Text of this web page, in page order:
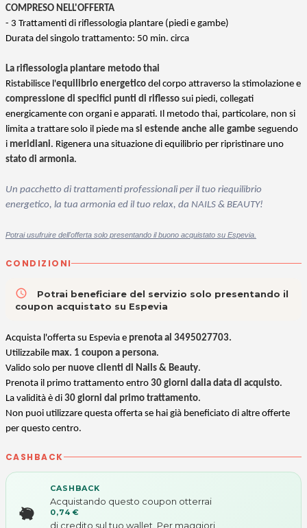
COMPRESO NELL'OFFERTA
- 3 Trattamenti di riflessologia plantare (piedi e gambe)
Durata del singolo trattamento: 50 min. circa
La riflessologia plantare metodo thai
Ristabilisce l'equilibrio energetico del corpo attraverso la stimolazione e
compressione di specifici punti di riflesso sui piedi, collegati
energicamente con organi e apparati. Il metodo thai, particolare, non si
limita a trattare solo il piede ma si estende anche alle gambe seguendo
i meridiani. Rigenera una situazione di equilibrio per ripristinare uno
stato di armonia.
Un pacchetto di trattamenti professionali per il tuo riequilibrio
energetico, la tua armonia ed il tuo relax, da NAILS & BEAUTY!
Potrai usufruire dell'offerta solo presentando il buono acquistato su Espevia.
CONDIZIONI
access_time
Potrai beneficiare del servizio solo presentando il
coupon acquistato su Espevia
Acquista l'offerta su Espevia e prenota al 3495027703.
Utilizzabile max. 1 coupon a persona.
Valido solo per nuove clienti di Nails & Beauty.
Prenota il primo trattamento entro 30 giorni dalla data di acquisto.
La validità è di 30 giorni dal primo trattamento.
Non puoi utilizzare questa offerta se hai già beneficiato di altre offerte
per questo centro.
CASHBACK
CASHBACK
Acquistando questo coupon otterrai
0,74 €
di credito sul tuo wallet. Per maggiori